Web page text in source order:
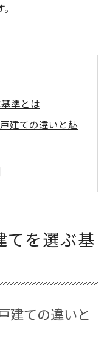
準とは
建ての違いと魅
中古戸建ての選
で重視する条件
古戸建ての相性
て選び方
の快適な暮らし
てを選ぶ基
建ての違いと